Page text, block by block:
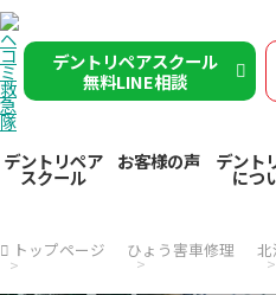
デントリペアスクール
無料LINE相談
デントリペア
スクール
お客様の声 デント
につ
トップページ ひょう害車修理 北